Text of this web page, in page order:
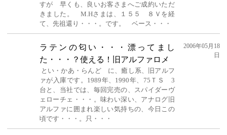
すが 早くも、良いお客さまへご成約いただ
きました。 M.Hさまは、１５５ ８Ｖを経
て、先祖還り・・・。です。 ベース・・・
ラテンの匂い・・・漂ってまし
た・・・？使える！旧アルファロメ
とい・かあ・らんど に、癒し系、旧アルフ
ァが入庫です。1989年、1990年、75ＴＳ 3
台と、当社では、毎回完売の、スパイダーヴ
ェローチェ・・・。味わい深い、アナログ旧
アルファに囲まれ楽しい気持ちの、今日この
頃です・・・。只・・・
2006年05月18
日